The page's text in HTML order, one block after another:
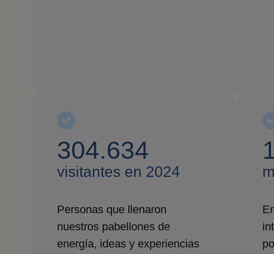
304.634
visitantes en 2024
Personas que llenaron
nuestros pabellones de
energía, ideas y experiencias